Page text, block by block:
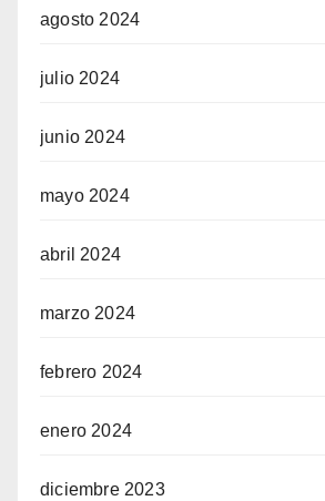
agosto 2024
julio 2024
junio 2024
mayo 2024
abril 2024
marzo 2024
febrero 2024
enero 2024
diciembre 2023